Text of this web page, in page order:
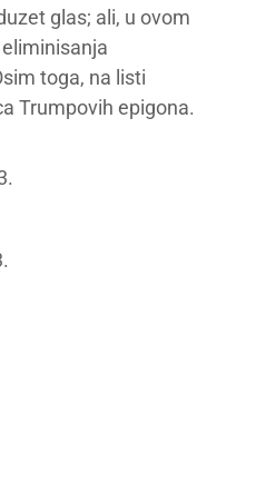
glas; ali, u ovom
toga, na listi
Trumpovih epigona.